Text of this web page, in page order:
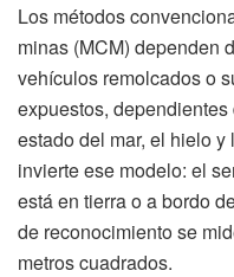
Los métodos
minas (MCM) dependen
vehículos remolcados o
expuestos,
estado del mar, el hielo
invierte ese modelo: el
está en tierra o a bordo
de reconocimiento se
metros cuadrados.